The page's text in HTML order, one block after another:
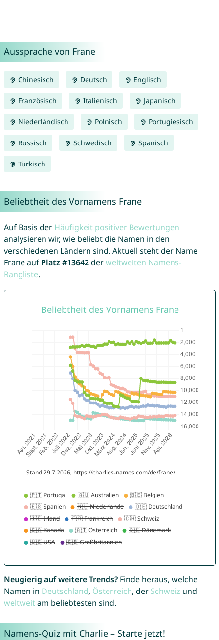
Aussprache von Frane
Chinesisch Deutsch Englisch
Französisch Italienisch Japanisch
Niederländisch Polnisch Portugiesisch
Russisch Schwedisch Spanisch
Türkisch
Beliebtheit des Vornamens Frane
Auf Basis der Häufigkeit positiver Bewertungen
analysieren wir, wie beliebt die Namen in den
verschiedenen Ländern sind. Aktuell steht der Name
Frane auf Platz #13642derweltweiten Namens-
Rangliste.
Neugierig auf weitere Trends?Finde heraus, welche
Namen in Deutschland, Österreich, der Schweiz und
weltweitam beliebtesten sind.
Namens-Quiz mit Charlie – Starte jetzt!